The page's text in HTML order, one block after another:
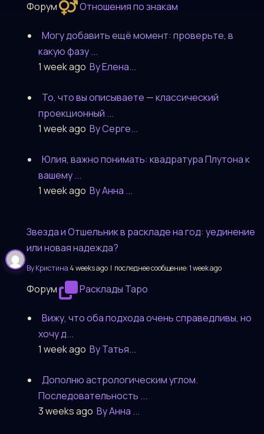
Форум Отношения по знакам
Могу добавить ещё момент: проверьте, в
какую фазу ...
1 week ago By Елена...
То, что вы описываете — классический
проекционный ...
1 week ago By Серге...
Юлия, важно понимать: квадратура Плутона к
вашему ...
1 week ago By Анна ...
Звезда и Отшельник в раскладе на год: уединение
или новая надежда?
By Кристина 4 weeks ago | последнее сообщение:1 week ago
Форум Расклады Таро
Вижу, что оба подхода очень справедливы, но
хочу д...
1 week ago By Татья...
Дополню астрологическим углом.
Последовательность ...
3 weeks ago By Анна ...